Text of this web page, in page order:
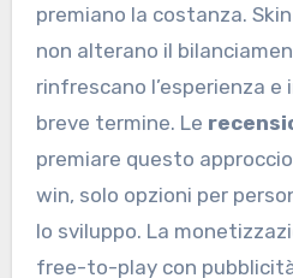
premiano la costanza.
non alterano il
rinfrescano l’esperienza
breve termine. Le
premiare questo
win, solo opzioni per
lo sviluppo. La
free-to-play con